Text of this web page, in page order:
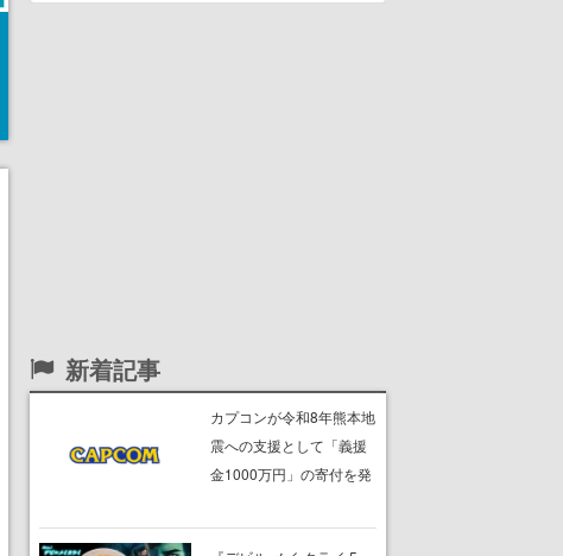
新着記事
カプコンが令和8年熊本地
震への支援として「義援
金1000万円」の寄付を発